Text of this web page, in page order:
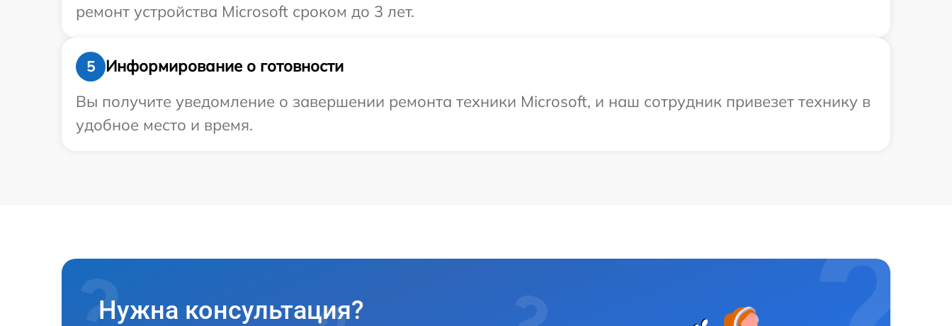
ремонт устройства Microsoft сроком до 3 лет.
5
Информирование о готовности
Вы получите уведомление о завершении ремонта техники Microsoft, и наш сотрудник привезет технику в
удобное место и время.
Нужна консультация?